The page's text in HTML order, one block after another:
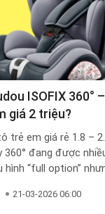
ISOFIX 360°
giá 2 triệu?
trẻ em giá rẻ 1.8 –
360° đang được
“full option”
trọng là: giá rẻ
này sẽ phân tích
21-03-2026 06:00